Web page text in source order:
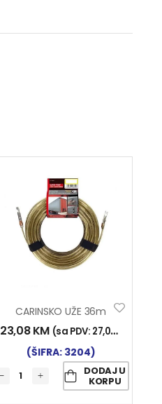
CARINSKO UŽE 36m
23,08KM (sa PDV: 27,00
(ŠIFRA: 3204)
DODAJ U
KORPU